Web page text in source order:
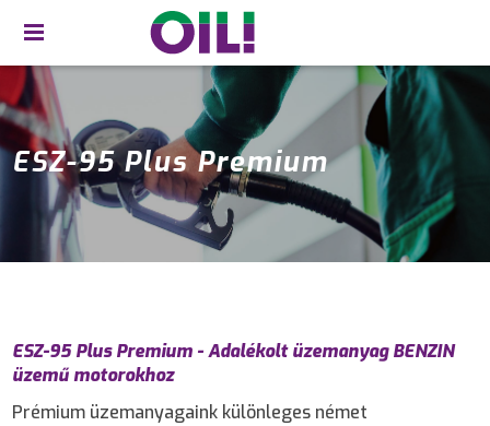
ESZ-95 Plus Premium
ESZ-95 Plus Premium - Adalékolt üzemanyag BENZIN
üzemű motorokhoz
Prémium üzemanyagaink különleges német